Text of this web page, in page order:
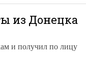
из Донецка
и получил по лицу